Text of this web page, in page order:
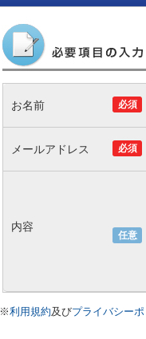
必須
お名前
必須
メールアドレス
任意
内容
※利用規約及びプライバシー